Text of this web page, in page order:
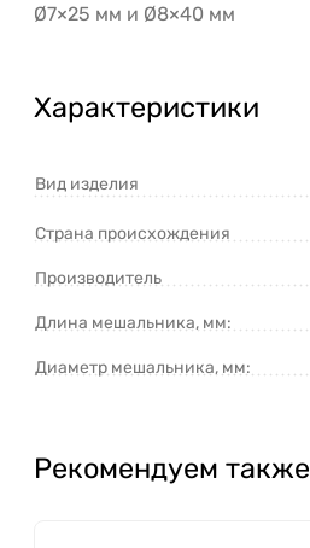
Ø7×25 мм и Ø8×40 мм
Характеристики
Вид изделия
Страна происхождения
Производитель
Длина мешальника, мм:
Диаметр мешальника, мм:
Рекомендуем также